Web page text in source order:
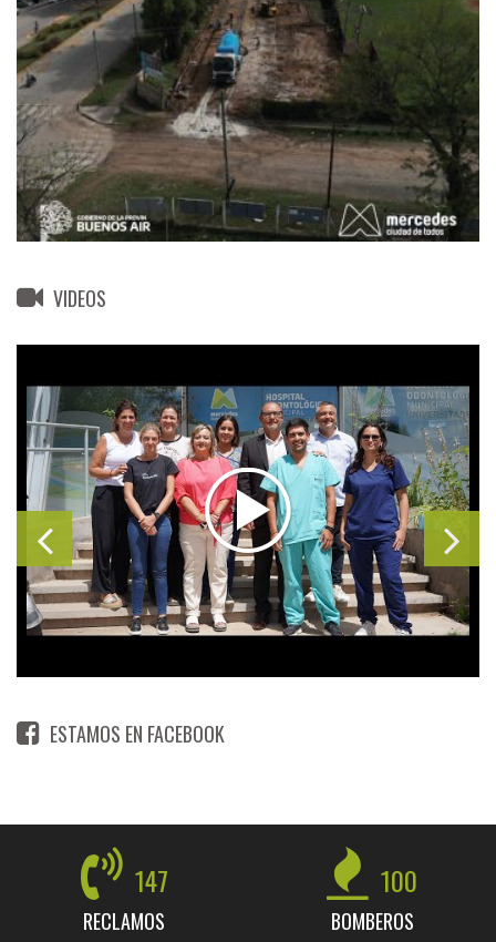
VIDEOS
ESTAMOS EN FACEBOOK
147
RECLAMOS
100
BOMBEROS